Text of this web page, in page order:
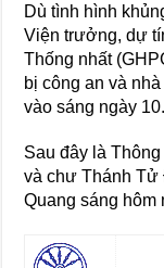
Dù tình hình
Viện trưởng, dự
Thống nhất
bị công an và
vào sáng ngày
Sau đây là
và chư Thánh Tử
Quang sáng hôm